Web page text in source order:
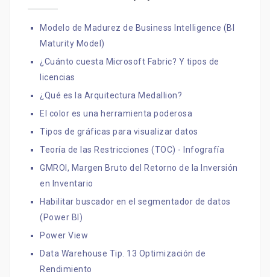
Modelo de Madurez de Business Intelligence (BI
Maturity Model)
¿Cuánto cuesta Microsoft Fabric? Y tipos de
licencias
¿Qué es la Arquitectura Medallion?
El color es una herramienta poderosa
Tipos de gráficas para visualizar datos
Teoría de las Restricciones (TOC) - Infografía
GMROI, Margen Bruto del Retorno de la Inversión
en Inventario
Habilitar buscador en el segmentador de datos
(Power BI)
Power View
Data Warehouse Tip. 13 Optimización de
Rendimiento